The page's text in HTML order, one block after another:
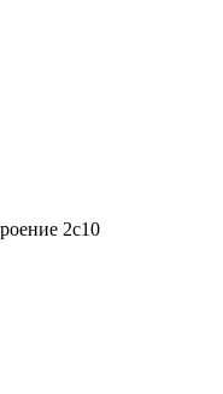
2с10